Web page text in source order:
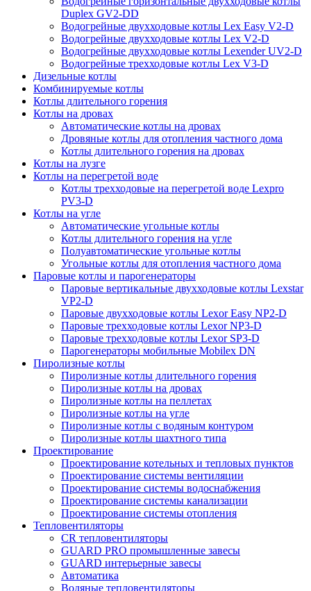
Duplex GV2-DD
Водогрейные двухходовые котлы Lex Easy V2-D
Водогрейные двухходовые котлы Lex V2-D
Водогрейные двухходовые котлы Lexender UV2-D
Водогрейные трехходовые котлы Lex V3-D
Дизельные котлы
Комбинируемые котлы
Котлы длительного горения
Котлы на дровах
Автоматические котлы на дровах
Дровяные котлы для отопления частного дома
Котлы длительного горения на дровах
Котлы на лузге
Котлы на перегретой воде
Котлы трехходовые на перегретой воде Lexpro
PV3-D
Котлы на угле
Автоматические угольные котлы
Котлы длительного горения на угле
Полуавтоматические угольные котлы
Угольные котлы для отопления частного дома
Паровые котлы и парогенераторы
Паровые вертикальные двухходовые котлы Lexstar
VP2-D
Паровые двухходовые котлы Lexor Easy NP2-D
Паровые трехходовые котлы Lexor NP3-D
Паровые трехходовые котлы Lexor SP3-D
Парогенераторы мобильные Mobilex DN
Пиролизные котлы
Пиролизные котлы длительного горения
Пиролизные котлы на дровах
Пиролизные котлы на пеллетах
Пиролизные котлы на угле
Пиролизные котлы с водяным контуром
Пиролизные котлы шахтного типа
Проектирование
Проектирование котельных и тепловых пунктов
Проектирование системы вентиляции
Проектирование системы водоснабжения
Проектирование системы канализации
Проектирование системы отопления
Тепловентиляторы
CR тепловентиляторы
GUARD PRO промышленные завесы
GUARD интерьерные завесы
Автоматика
Водяные тепловентиляторы